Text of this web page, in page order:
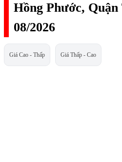
Hồng Phước,
08/2026
Giá Cao - Thấp Giá Thấp - Cao